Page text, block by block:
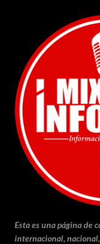
Ir
Esta es una página de
internacional,